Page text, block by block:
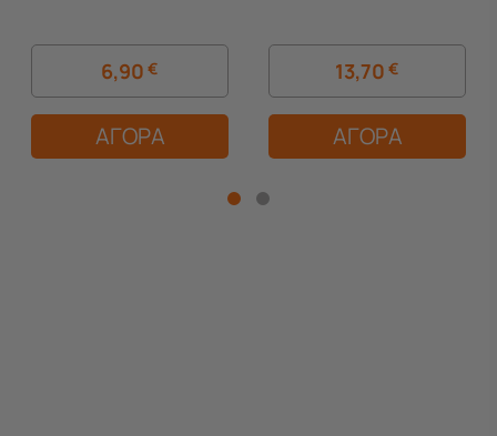
6,90 €
ΑΓΟΡΑ
13,70 €
ΑΓΟΡΑ